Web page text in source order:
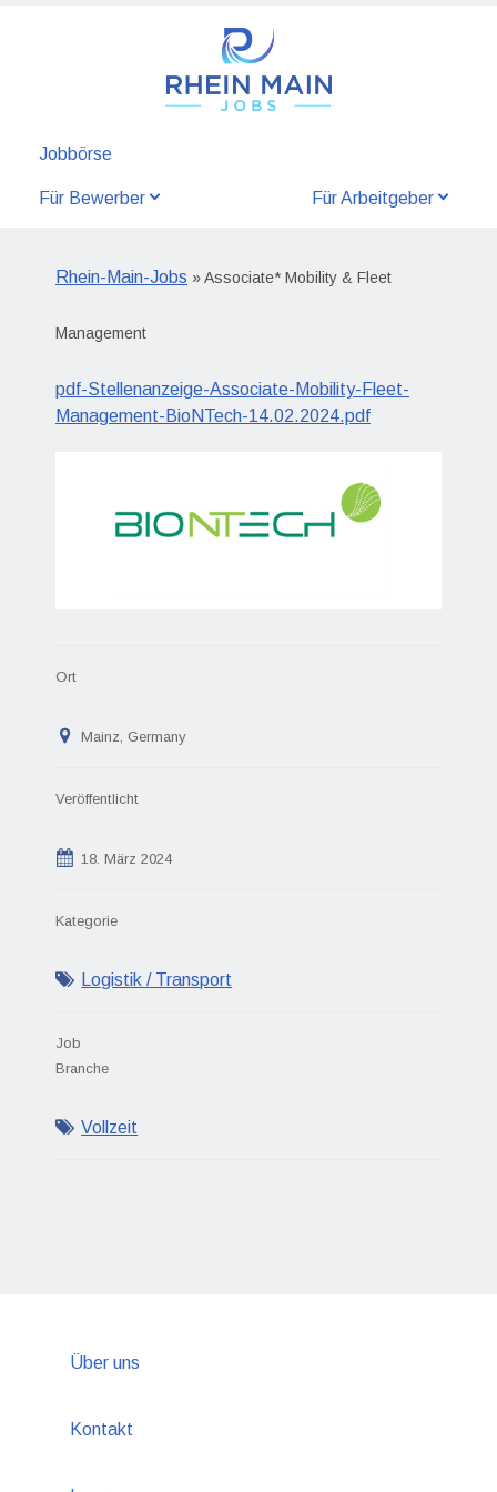
Jobbörse
Für Bewerber Für Arbeitgeber
Rhein-Main-Jobs » Associate* Mobility & Fleet
Management
pdf-Stellenanzeige-Associate-Mobility-Fleet-
Management-BioNTech-14.02.2024.pdf
Ort
Mainz, Germany
Veröffentlicht
18. März 2024
Kategorie
Logistik / Transport
Job
Branche
Vollzeit
Über uns
Kontakt